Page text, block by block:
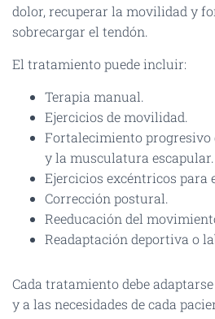
dolor, recuperar la movilidad y
sobrecargar el tendón.
El tratamiento puede incluir:
Terapia manual.
Ejercicios de movilidad.
Fortalecimiento
y la musculatura escapular.
Ejercicios excéntricos para
Corrección postural.
Reeducación del
Readaptación deportiva o
Cada tratamiento debe
y a las necesidades de cada